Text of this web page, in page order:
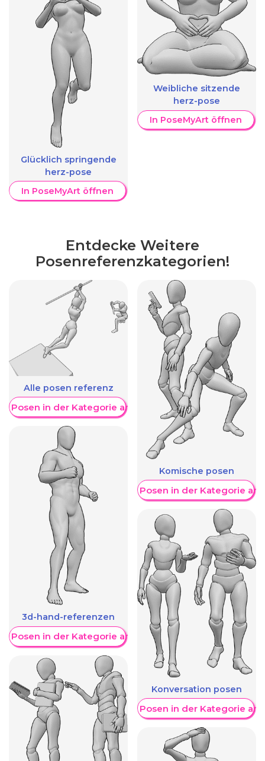
Glücklich springende
herz-pose
In PoseMyArt öffnen
Weibliche sitzende
herz-pose
In PoseMyArt öffnen
Entdecke Weitere
Posenreferenzkategorien!
Alle posen referenz
Posen in der Kategorie anzeigen
3d-hand-referenzen
Posen in der Kategorie anzeigen
Komische posen
Weitere Posen in der Kategorie
Konversation posen
Weitere Posen in der Kategorie